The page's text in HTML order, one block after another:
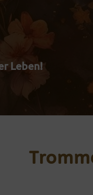
Leben!